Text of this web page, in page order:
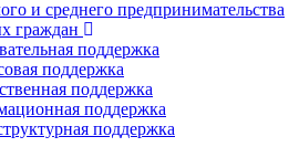
и среднего предпринимательства
граждан
поддержка
поддержка
поддержка
поддержка
поддержка